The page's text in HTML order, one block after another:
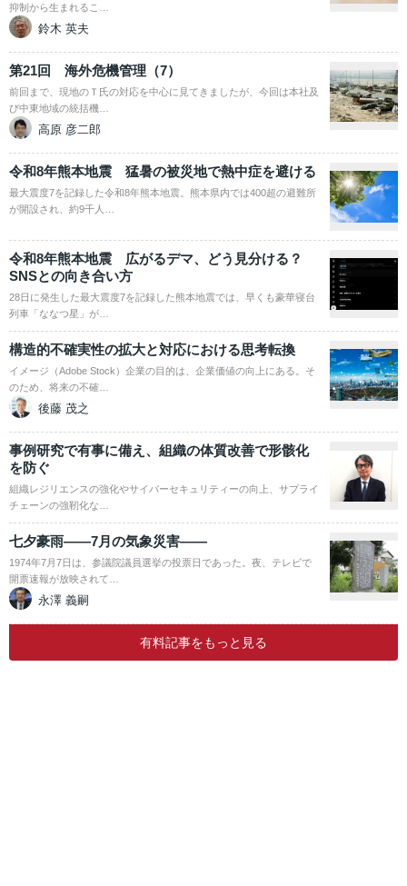
抑制から生まれるこ…
鈴木 英夫
第21回 海外危機管理（7）
前回まで、現地のＴ氏の対応を中心に見てきましたが、今回は本社及
び中東地域の統括機…
高原 彦二郎
令和8年熊本地震 猛暑の被災地で熱中症を避ける
最大震度7を記録した令和8年熊本地震。熊本県内では400超の避難所
が開設され、約9千人…
令和8年熊本地震 広がるデマ、どう見分ける？
SNSとの向き合い方
28日に発生した最大震度7を記録した熊本地震では、早くも豪華寝台
列車「ななつ星」が…
構造的不確実性の拡大と対応における思考転換
イメージ（Adobe Stock）企業の目的は、企業価値の向上にある。そ
のため、将来の不確…
後藤 茂之
事例研究で有事に備え、組織の体質改善で形骸化
を防ぐ
組織レジリエンスの強化やサイバーセキュリティーの向上、サプライ
チェーンの強靭化な…
七夕豪雨――7月の気象災害――
1974年7月7日は、参議院議員選挙の投票日であった。夜、テレビで
開票速報が放映されて…
永澤 義嗣
有料記事をもっと見る